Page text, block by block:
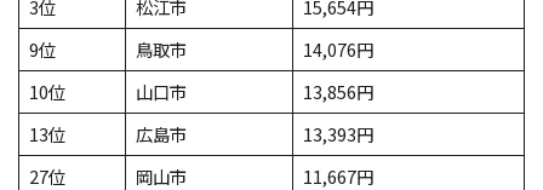
3位
松江市
15,654円
9位
鳥取市
14,076円
10位
山口市
13,856円
13位
広島市
13,393円
27位
岡山市 11,667円